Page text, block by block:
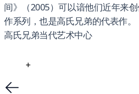
间》（2005）可以谙他们近年来
作系列，也是高氏兄弟的代表作。
高氏兄弟当代艺术中心
+